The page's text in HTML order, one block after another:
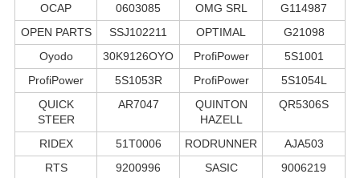
OCAP
0603085 OMG SRL
G114987
OPEN PARTS
SSJ102211 OPTIMAL
G21098
Oyodo
30K9126OYO ProfiPower
5S1001
ProfiPower
5S1053R ProfiPower
5S1054L
QUICK
STEER
AR7047
QUINTON
HAZELL
QR5306S
RIDEX 51T0006 RODRUNNER
AJA503
RTS
9200996 SASIC
9006219